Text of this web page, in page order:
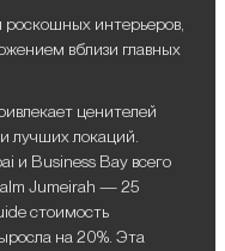
интерьеров,
вблизи главных
ценителей
лучших локаций.
и Business Bay всего
Jumeirah — 25
стоимость
на 20%. Эта